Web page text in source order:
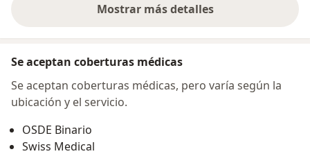
Mostrar más detalles
sobre la dirección
Se aceptan coberturas médicas
Se aceptan coberturas médicas, pero varía según la
ubicación y el servicio.
OSDE Binario
Swiss Medical